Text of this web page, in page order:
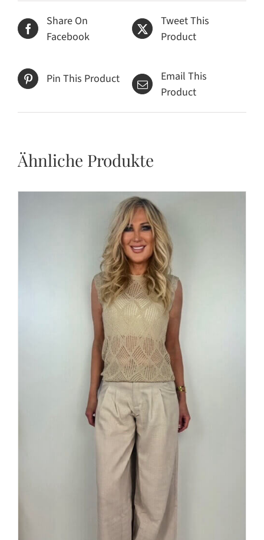
Share On
Facebook
Tweet This
Product
Pin This Product
Email This
Product
Ähnliche Produkte